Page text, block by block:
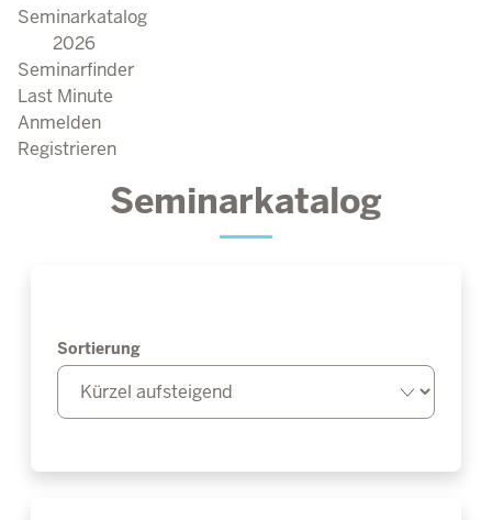
Seminarkatalog
2026
Seminarfinder
Last Minute
Anmelden
Registrieren
Seminarkatalog
Sortierung